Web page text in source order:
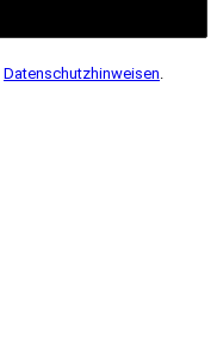
Datenschutzhinweisen